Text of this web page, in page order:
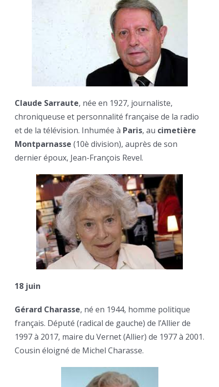
Claude Sarraute, née en 1927, journaliste,
chroniqueuse et personnalité française de la radio
et de la télévision. Inhumée à Paris, au cimetière
Montparnasse (10è division), auprès de son
dernier époux, Jean-François Revel.
18 juin
Gérard Charasse, né en 1944, homme politique
français. Député (radical de gauche) de l’Allier de
1997 à 2017, maire du Vernet (Allier) de 1977 à 2001.
Cousin éloigné de Michel Charasse.